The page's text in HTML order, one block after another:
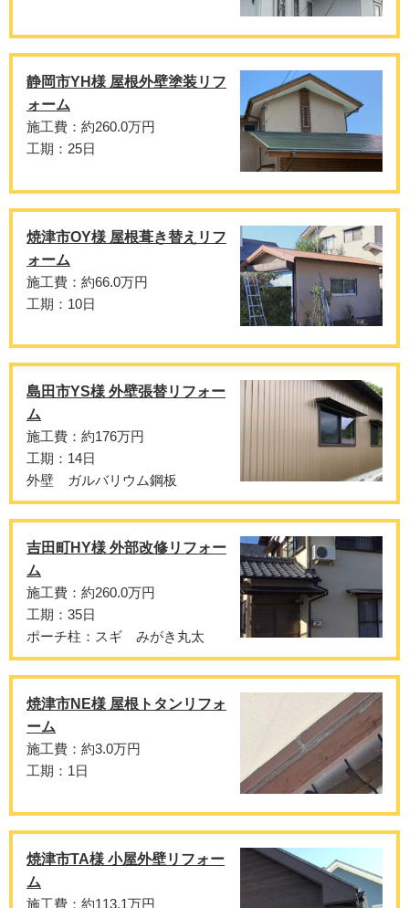
静岡市YH様 屋根外壁塗装リフ
ォーム
施工費：約260.0万円
工期：25日
焼津市OY様 屋根葺き替えリフ
ォーム
施工費：約66.0万円
工期：10日
島田市YS様 外壁張替リフォー
ム
施工費：約176万円
工期：14日
外壁 ガルバリウム鋼板
吉田町HY様 外部改修リフォー
ム
施工費：約260.0万円
工期：35日
ポーチ柱：スギ みがき丸太
焼津市NE様 屋根トタンリフォ
ーム
施工費：約3.0万円
工期：1日
焼津市TA様 小屋外壁リフォー
ム
施工費：約113.1万円